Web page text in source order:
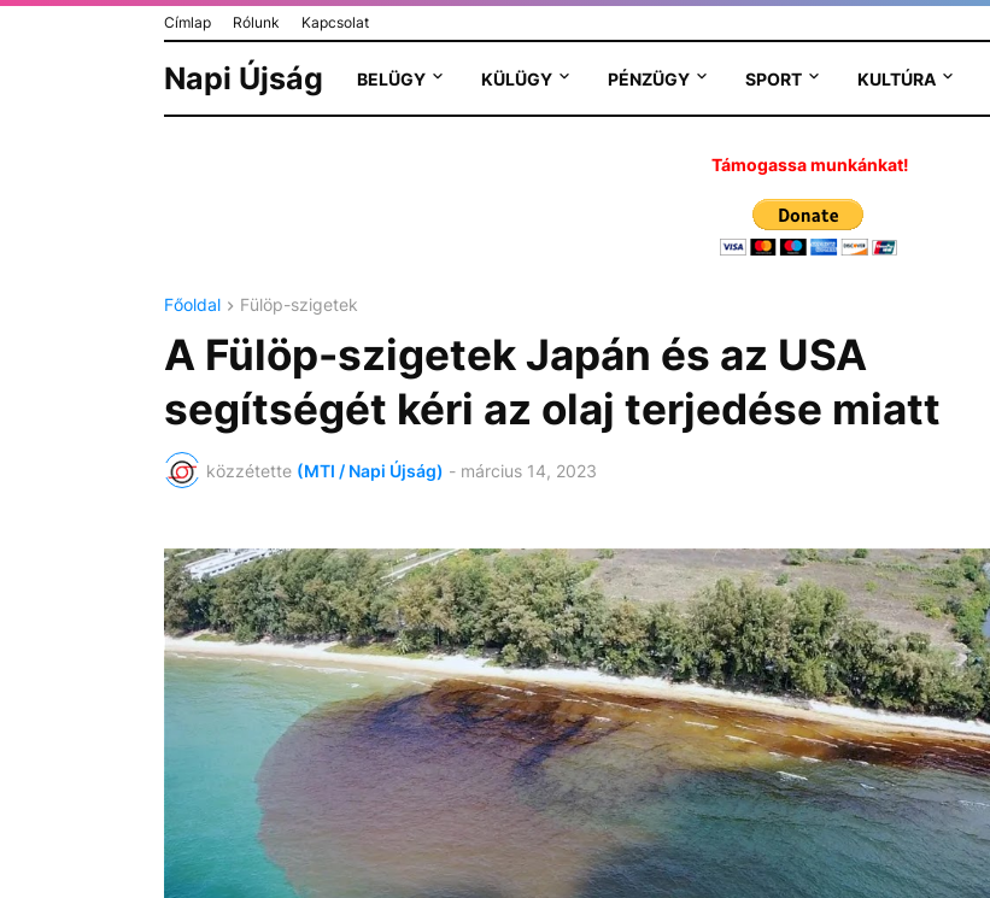
Címlap Rólunk Kapcsolat
Napi Újság BELÜGY KÜLÜGY PÉNZÜGY SPORT KULTÚRA
Támogassa munkánkat!
Főoldal Fülöp-szigetek
A Fülöp-szigetek Japán és az USA
segítségét kéri az olaj terjedése miatt
közzétette (MTI / Napi Újság) - március 14, 2023